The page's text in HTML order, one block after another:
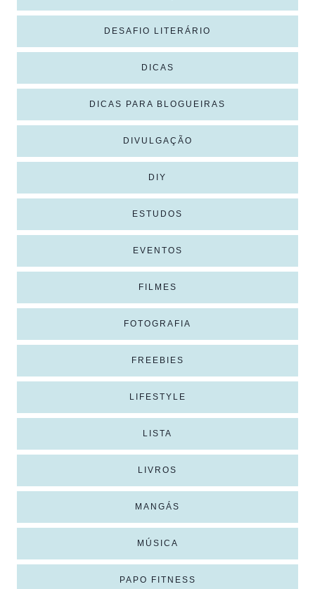
DESAFIO LITERÁRIO
DICAS
DICAS PARA BLOGUEIRAS
DIVULGAÇÃO
DIY
ESTUDOS
EVENTOS
FILMES
FOTOGRAFIA
FREEBIES
LIFESTYLE
LISTA
LIVROS
MANGÁS
MÚSICA
PAPO FITNESS